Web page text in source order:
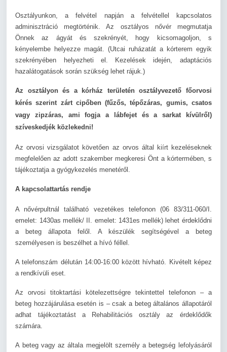
Osztályunkon, a felvétel napján a felvétellel kapcsolatos
adminisztráció megtörténik. Az osztályos nővér megmutatja
Önnek az ágyát és szekrényét, hogy kicsomagoljon, s
kényelembe helyezze magát. (Utcai ruházatát a kórterem egyik
szekrényében helyezheti el. Kezelések idején, adaptációs
hazalátogatások során szükség lehet rájuk.)
Az osztályon és a kórház területén osztályvezető főorvosi
kérés szerint zárt cipőben (fűzős, tépőzáras, gumis, csatos
vagy zipzáras, ami fogja a lábfejet és a sarkat kívülről)
szíveskedjék közlekedni!
Az orvosi vizsgálatot követően az orvos által kiírt kezeléseknek
megfelelően az adott szakember megkeresi Önt a kórtermében, s
tájékoztatja a gyógykezelés menetéről.
A kapcsolattartás rendje
A nővérpultnál található vezetékes telefonon (06 83/311-060/I.
emelet: 1430as mellék/ II. emelet: 1431es mellék) lehet érdeklődni
a beteg állapota felől. A készülék segítségével a beteg
személyesen is beszélhet a hívó féllel.
A telefonszám délután 14:00-16:00 között hívható. Kivételt képez
a rendkívüli eset.
Az orvosi titoktartási kötelezettségre tekintettel telefonon – a
beteg hozzájárulása esetén is – csak a beteg általános állapotáról
adhat tájékoztatást a Rehabilitációs osztály az érdeklődők
számára.
A beteg vagy az általa megjelölt személy a betegség lefolyásáról